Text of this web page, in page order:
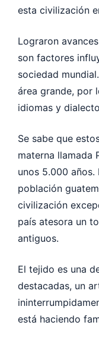
esta civilización
Lograron
son factores
sociedad
área grande, por
idiomas y
Se sabe que
materna llamada
unos 5.000 años.
población
civilización
país atesora un
antiguos.
El tejido es una
destacadas, un
está haciendo